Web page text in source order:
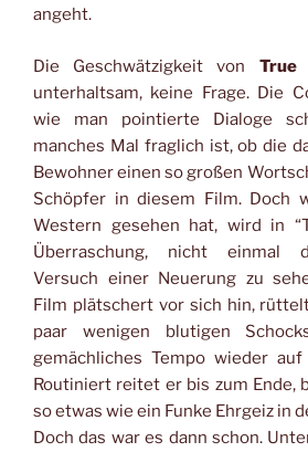
angeht.
Die Geschwätzigkeit von True
unterhaltsam, keine Frage. Die
wie man pointierte Dialoge
manches Mal fraglich ist, ob die
Bewohner einen so großen
Schöpfer in diesem Film. Doch
Western gesehen hat, wird in
Überraschung, nicht einmal
Versuch einer Neuerung zu
Film plätschert vor sich hin,
paar wenigen blutigen
gemächliches Tempo wieder
Routiniert reitet er bis zum Ende,
so etwas wie ein Funke Ehrgeiz in
Doch das war es dann schon.